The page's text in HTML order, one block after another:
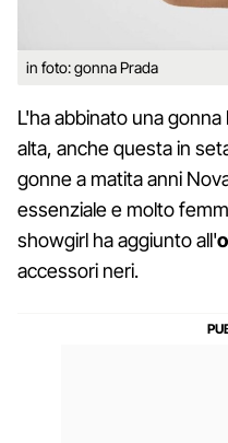
in foto: gonna Prada
L'ha abbinato una
alta, anche questa in
gonne a matita anni
essenziale e molto
showgirl ha aggiunto all'
accessori neri.